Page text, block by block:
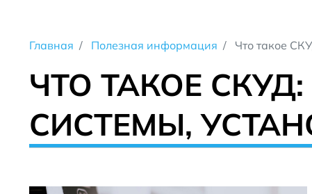
Главная Полезная информация Что такое
ЧТО ТАКОЕ
СИСТЕМЫ,